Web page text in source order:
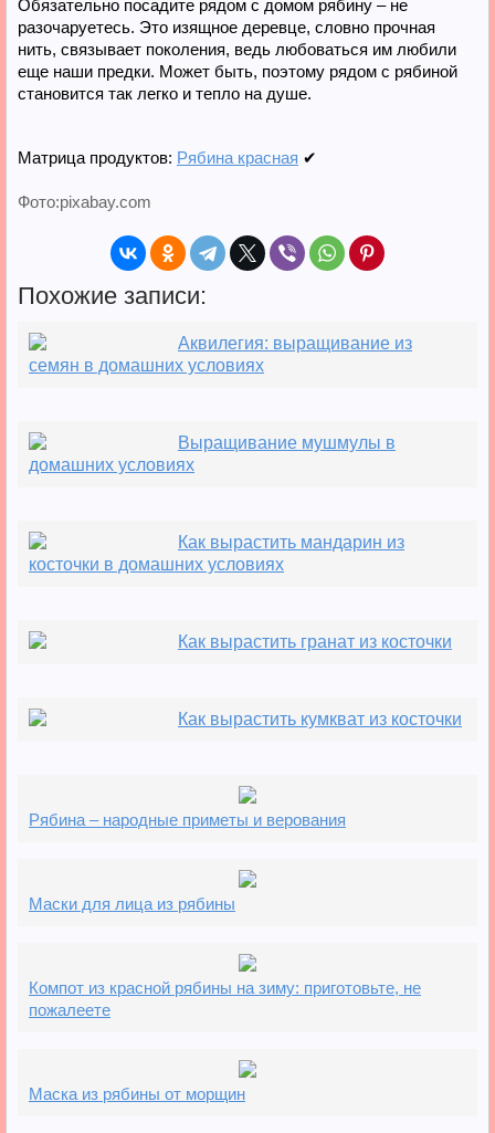
Обязательно посадите рядом с домом рябину – не
разочаруетесь. Это изящное деревце, словно прочная
нить, связывает поколения, ведь любоваться им любили
еще наши предки. Может быть, поэтому рядом с рябиной
становится так легко и тепло на душе.
Матрица продуктов: Рябина красная ✔
Фото:pixabay.com
Похожие записи:
Аквилегия: выращивание из
семян в домашних условиях
Выращивание мушмулы в
домашних условиях
Как вырастить мандарин из
косточки в домашних условиях
Как вырастить гранат из косточки
Как вырастить кумкват из косточки
Рябина – народные приметы и верования
Маски для лица из рябины
Компот из красной рябины на зиму: приготовьте, не
пожалеете
Маска из рябины от морщин